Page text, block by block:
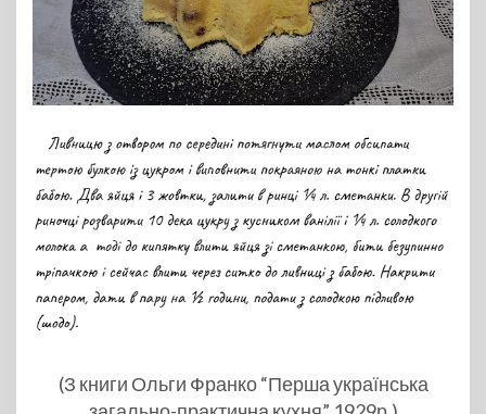
(З книги Ольги Франко “Перша українська